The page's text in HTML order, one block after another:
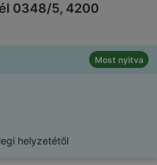
0348/5, 4200
Most nyitva
helyzetétől